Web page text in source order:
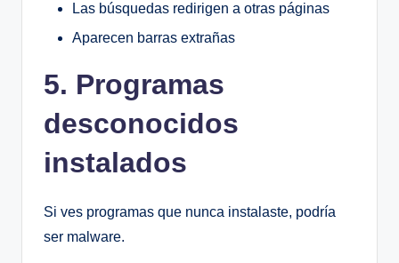
Las búsquedas redirigen a otras páginas
Aparecen barras extrañas
5. Programas
desconocidos
instalados
Si ves programas que nunca instalaste, podría
ser malware.